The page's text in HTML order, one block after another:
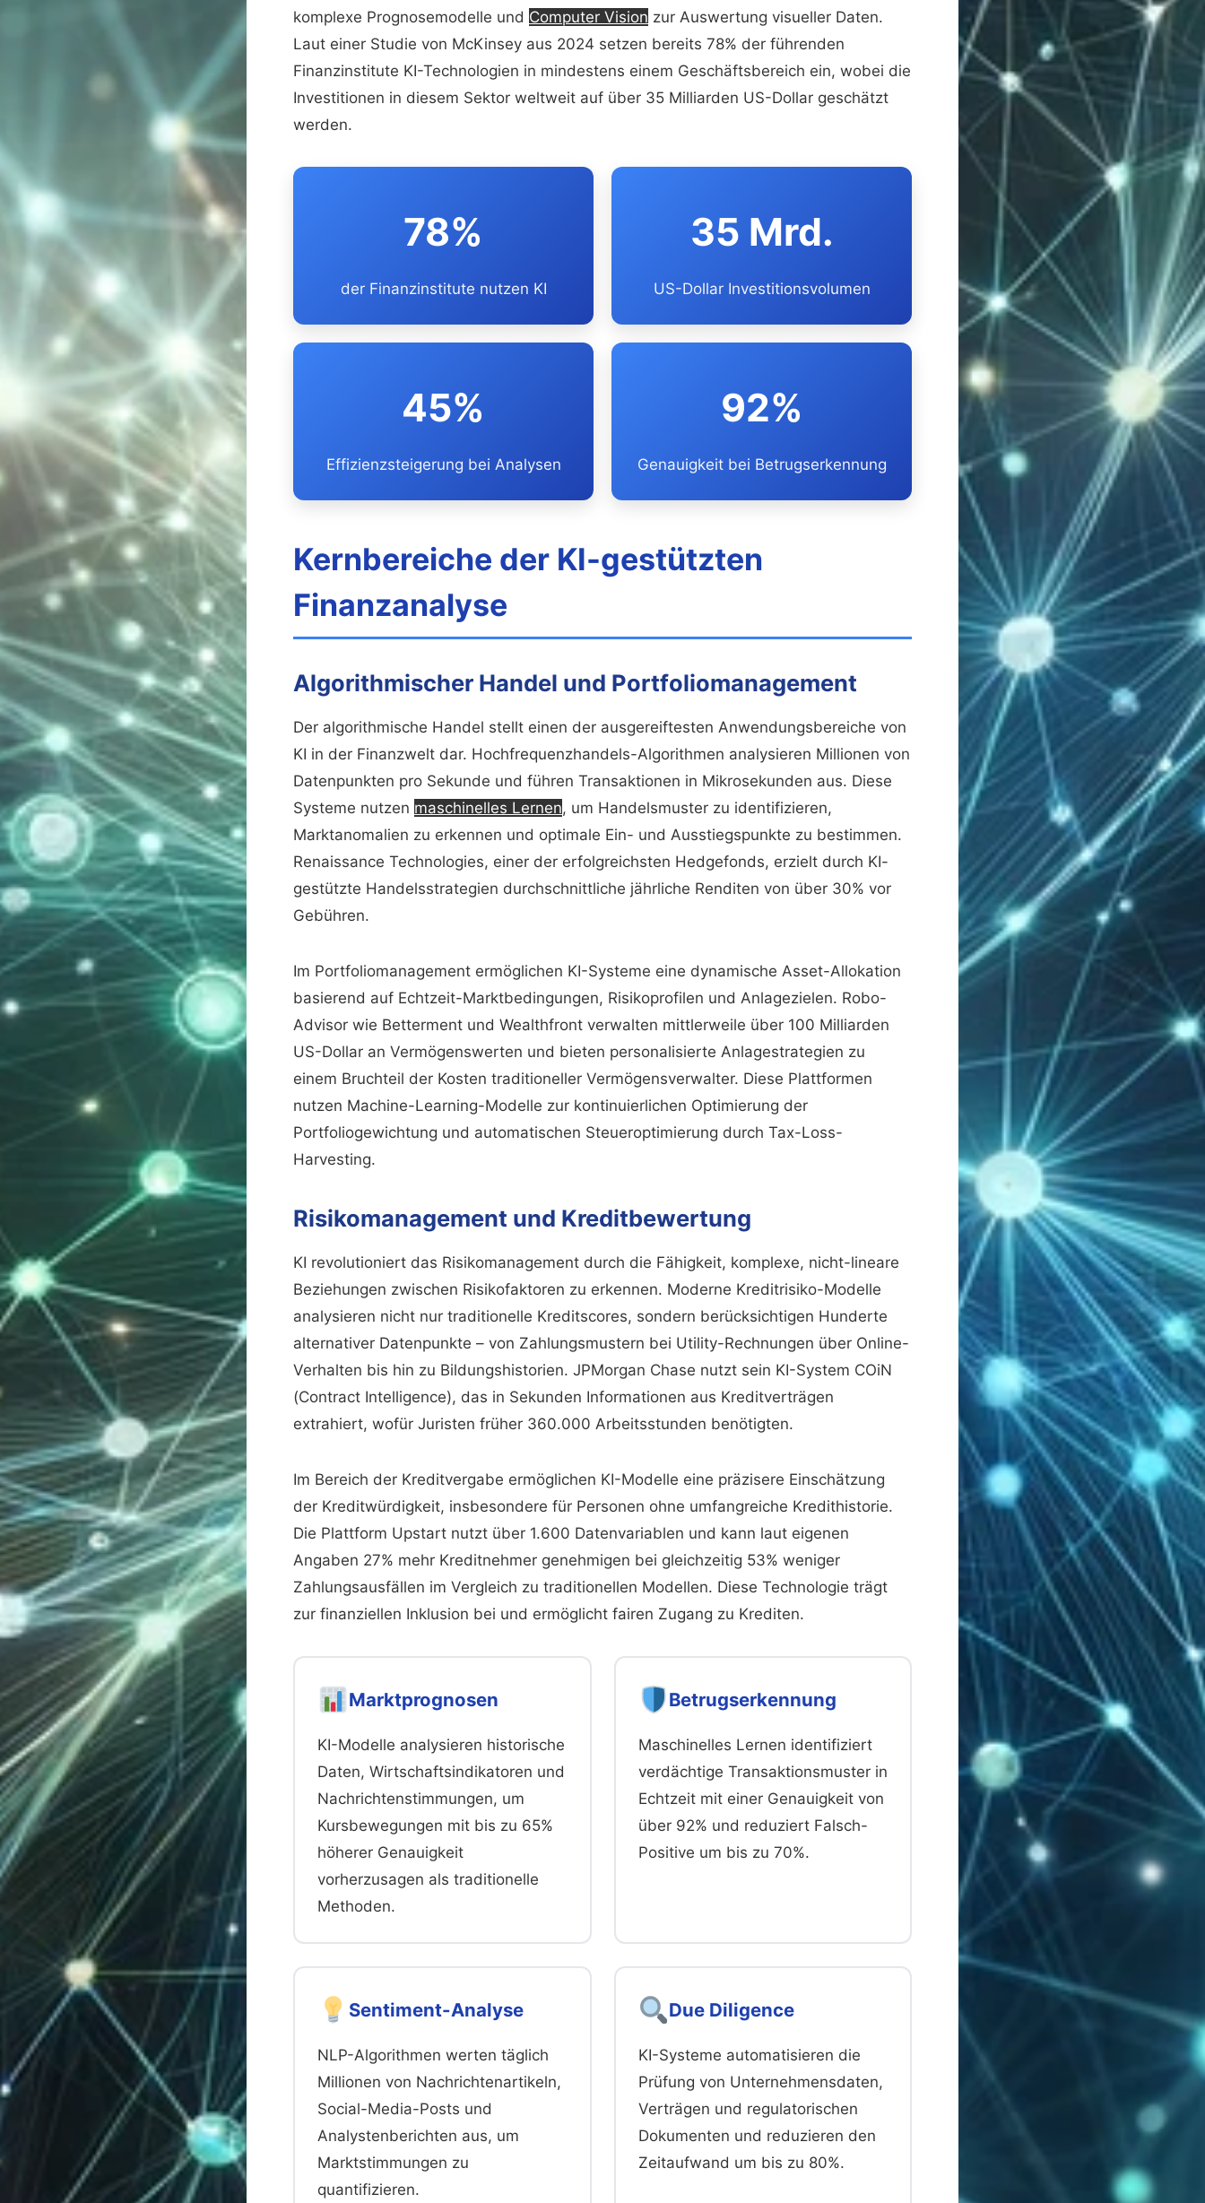
komplexe Prognosemodelle und Computer Vision zur Auswertung visueller Daten.
Laut einer Studie von McKinsey aus 2024 setzen bereits 78% der führenden
Finanzinstitute KI-Technologien in mindestens einem Geschäftsbereich ein, wobei die
Investitionen in diesem Sektor weltweit auf über 35 Milliarden US-Dollar geschätzt
werden.
78%
der Finanzinstitute nutzen KI
35 Mrd.
US-Dollar Investitionsvolumen
45%
Effizienzsteigerung bei Analysen
92%
Genauigkeit bei Betrugserkennung
Kernbereiche der KI-gestützten
Finanzanalyse
Algorithmischer Handel und Portfoliomanagement
Der algorithmische Handel stellt einen der ausgereiftesten Anwendungsbereiche von
KI in der Finanzwelt dar. Hochfrequenzhandels-Algorithmen analysieren Millionen von
Datenpunkten pro Sekunde und führen Transaktionen in Mikrosekunden aus. Diese
Systeme nutzen maschinelles Lernen, um Handelsmuster zu identifizieren,
Marktanomalien zu erkennen und optimale Ein- und Ausstiegspunkte zu bestimmen.
Renaissance Technologies, einer der erfolgreichsten Hedgefonds, erzielt durch KI-
gestützte Handelsstrategien durchschnittliche jährliche Renditen von über 30% vor
Gebühren.
Im Portfoliomanagement ermöglichen KI-Systeme eine dynamische Asset-Allokation
basierend auf Echtzeit-Marktbedingungen, Risikoprofilen und Anlagezielen. Robo-
Advisor wie Betterment und Wealthfront verwalten mittlerweile über 100 Milliarden
US-Dollar an Vermögenswerten und bieten personalisierte Anlagestrategien zu
einem Bruchteil der Kosten traditioneller Vermögensverwalter. Diese Plattformen
nutzen Machine-Learning-Modelle zur kontinuierlichen Optimierung der
Portfoliogewichtung und automatischen Steueroptimierung durch Tax-Loss-
Harvesting.
Risikomanagement und Kreditbewertung
KI revolutioniert das Risikomanagement durch die Fähigkeit, komplexe, nicht-lineare
Beziehungen zwischen Risikofaktoren zu erkennen. Moderne Kreditrisiko-Modelle
analysieren nicht nur traditionelle Kreditscores, sondern berücksichtigen Hunderte
alternativer Datenpunkte – von Zahlungsmustern bei Utility-Rechnungen über Online-
Verhalten bis hin zu Bildungshistorien. JPMorgan Chase nutzt sein KI-System COiN
(Contract Intelligence), das in Sekunden Informationen aus Kreditverträgen
extrahiert, wofür Juristen früher 360.000 Arbeitsstunden benötigten.
Im Bereich der Kreditvergabe ermöglichen KI-Modelle eine präzisere Einschätzung
der Kreditwürdigkeit, insbesondere für Personen ohne umfangreiche Kredithistorie.
Die Plattform Upstart nutzt über 1.600 Datenvariablen und kann laut eigenen
Angaben 27% mehr Kreditnehmer genehmigen bei gleichzeitig 53% weniger
Zahlungsausfällen im Vergleich zu traditionellen Modellen. Diese Technologie trägt
zur finanziellen Inklusion bei und ermöglicht fairen Zugang zu Krediten.
Marktprognosen
KI-Modelle analysieren historische
Daten, Wirtschaftsindikatoren und
Nachrichtenstimmungen, um
Kursbewegungen mit bis zu 65%
höherer Genauigkeit
vorherzusagen als traditionelle
Methoden.
Betrugserkennung
Maschinelles Lernen identifiziert
verdächtige Transaktionsmuster in
Echtzeit mit einer Genauigkeit von
über 92% und reduziert Falsch-
Positive um bis zu 70%.
Sentiment-Analyse
NLP-Algorithmen werten täglich
Millionen von Nachrichtenartikeln,
Social-Media-Posts und
Analystenberichten aus, um
Marktstimmungen zu
quantifizieren.
Due Diligence
KI-Systeme automatisieren die
Prüfung von Unternehmensdaten,
Verträgen und regulatorischen
Dokumenten und reduzieren den
Zeitaufwand um bis zu 80%.